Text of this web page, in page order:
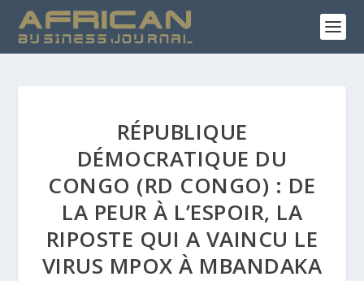
RÉPUBLIQUE
DÉMOCRATIQUE DU
CONGO (RD CONGO) : DE
LA PEUR À L’ESPOIR, LA
RIPOSTE QUI A VAINCU LE
VIRUS MPOX À MBANDAKA